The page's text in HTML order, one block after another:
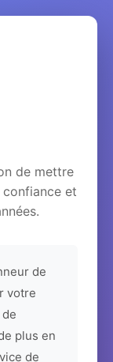
de mettre
et
de
votre
plus en
de